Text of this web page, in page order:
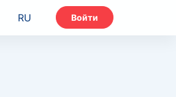
RU Войти